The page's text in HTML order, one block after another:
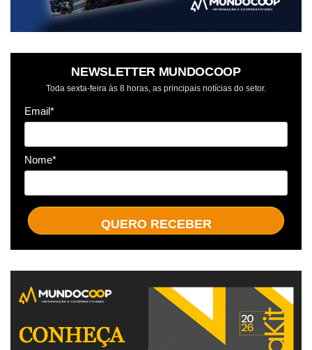
NEWSLETTER MUNDOCOOP
Toda sexta-feira às 8 horas, as principais notícias do setor.
Email*
Nome*
QUERO RECEBER